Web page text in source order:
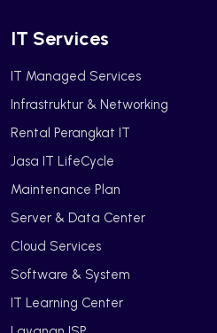
IT Services
IT Managed Services
Infrastruktur & Networking
Rental Perangkat IT
Jasa IT LifeCycle
Maintenance Plan
Server & Data Center
Cloud Services
Software & System
IT Learning Center